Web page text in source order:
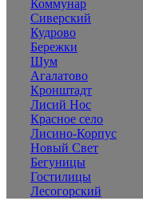
Коммунар
Сиверский
Кудрово
Бережки
Шум
Агалатово
Кронштадт
Лисий Нос
Красное село
Лисино-Корпус
Новый Свет
Бегуницы
Гостилицы
Лесогорский